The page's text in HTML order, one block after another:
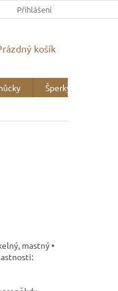
WEBY
Přihlášení
košík
Šperky
mastný •